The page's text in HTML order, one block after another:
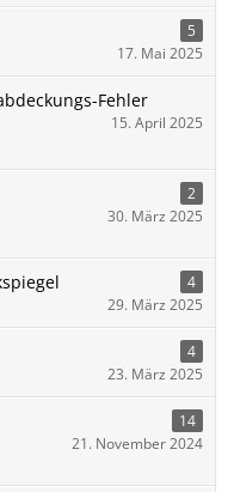
5
17. Mai 2025
Fehler
15. April 2025
2
30. März 2025
4
29. März 2025
4
23. März 2025
14
21. November 2024